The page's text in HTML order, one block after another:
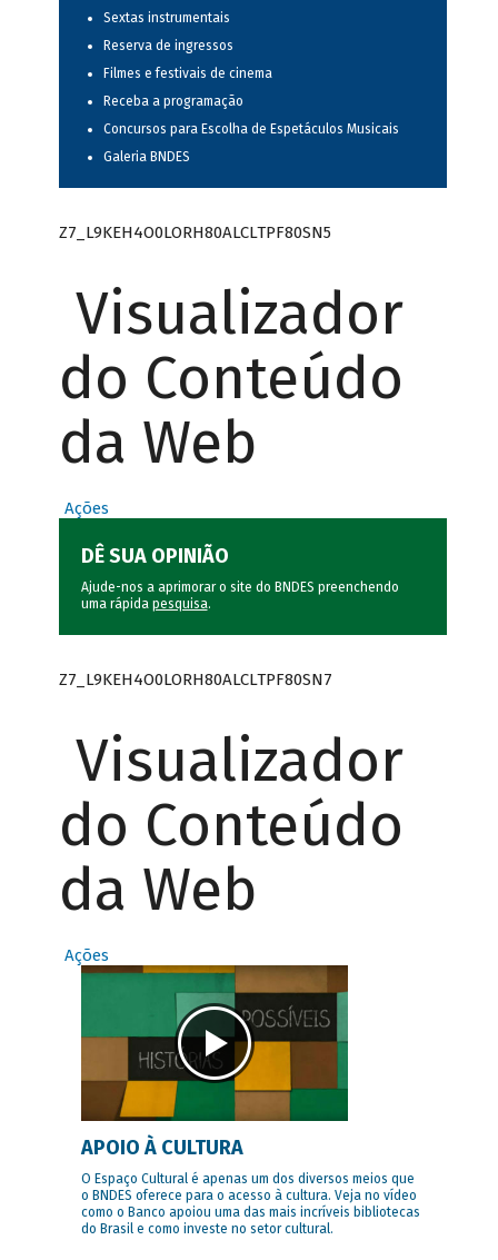
Sextas instrumentais
Reserva de ingressos
Filmes e festivais de cinema
Receba a programação
Concursos para Escolha de Espetáculos Musicais
Galeria BNDES
Z7_L9KEH4O0LORH80ALCLTPF80SN5
Visualizador
do Conteúdo
da Web
Ações
DÊ SUA OPINIÃO
Ajude-nos a aprimorar o site do BNDES preenchendo
uma rápida pesquisa.
Z7_L9KEH4O0LORH80ALCLTPF80SN7
Visualizador
do Conteúdo
da Web
Ações
APOIO À CULTURA
O Espaço Cultural é apenas um dos diversos meios que
o BNDES oferece para o acesso à cultura. Veja no vídeo
como o Banco apoiou uma das mais incríveis bibliotecas
do Brasil e como investe no setor cultural.